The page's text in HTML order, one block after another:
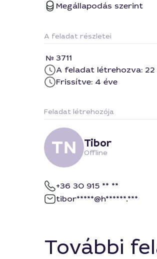
Megállapodás szerint
A feladat részletei
3711
A feladat létrehozva: 22
Frissítve: 4 éve
Feladat létrehozója
Tibor
Offline
+36 30 915 ** **
tibor*****@h******.***
További